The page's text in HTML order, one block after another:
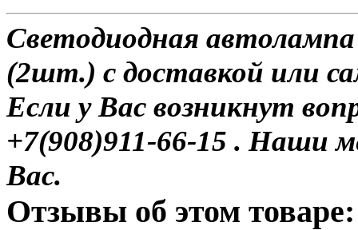
Светодиодная
(2шт.) с доставкой или
Если у Вас возникнут
+7(908)911-66-15 . Наши
Вас.
Отзывы об этом товаре: